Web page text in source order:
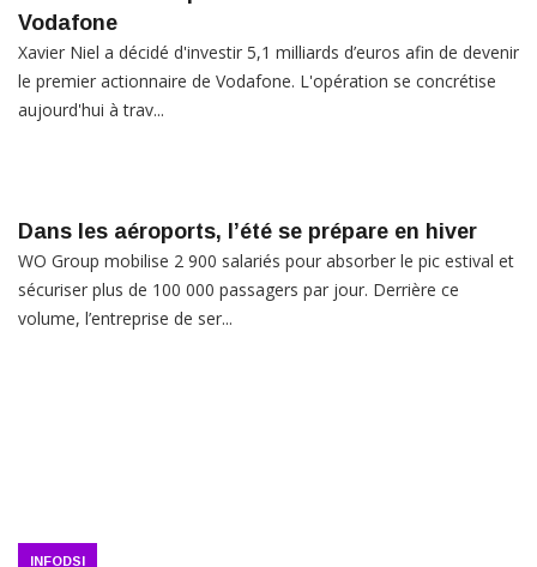
Vodafone
Xavier Niel a décidé d'investir 5,1 milliards d’euros afin de devenir
le premier actionnaire de Vodafone. L'opération se concrétise
aujourd'hui à trav...
Dans les aéroports, l’été se prépare en hiver
WO Group mobilise 2 900 salariés pour absorber le pic estival et
sécuriser plus de 100 000 passagers par jour. Derrière ce
volume, l’entreprise de ser...
INFODSI